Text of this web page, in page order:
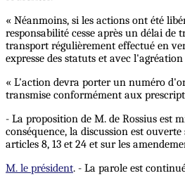
« Néanmoins, si les actions ont été
responsabilité cesse après un délai de
transport régulièrement effectué en
expresse des statuts et avec
« L'action devra porter un numéro
transmise conformément aux
- La proposition de M. de Rossius est
conséquence, la discussion est
articles 8, 13 et 24 et sur les
M. le président. - La parole est